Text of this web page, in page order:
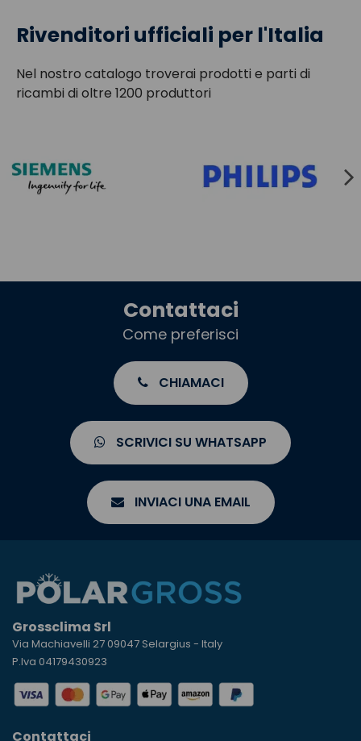
Rivenditori ufficiali per l'Italia
Nel nostro catalogo troverai prodotti e parti di
ricambi di oltre 1200 produttori
Contattaci
Come preferisci
CHIAMACI
SCRIVICI SU WHATSAPP
INVIACI UNA EMAIL
Grossclima Srl
Via Machiavelli 27 09047 Selargius - Italy
P.Iva 04179430923
Contattaci